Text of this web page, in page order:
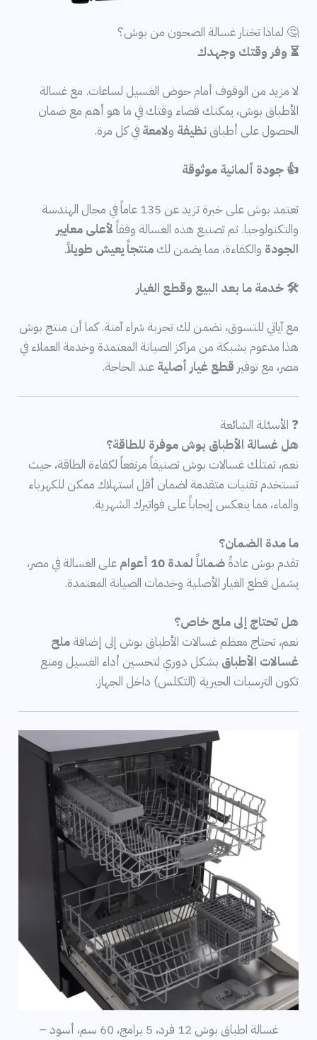
🤔 لماذا تختار غسالة الصحون من بوش؟
⏳ وفر وقتك وجهدك
لا مزيد من الوقوف أمام حوض الغسيل لساعات. مع غسالة
الأطباق بوش، يمكنك قضاء وقتك في ما هو أهم مع ضمان
الحصول على أطباقنظيفة ولامعة في كل مرة.
👍 جودة ألمانية موثوقة
تعتمد بوش على خبرة تزيد عن 135 عاماً في مجال الهندسة
والتكنولوجيا. تم تصنيع هذه الغسالة وفقاً لأعلى معايير
الجودة والكفاءة، مما يضمن لكمنتجاً يعيش طويلاً.
🛠️ خدمة ما بعد البيع وقطع الغيار
مع آياتي للتسوق، نضمن لك تجربة شراء آمنة. كما أن منتج بوش
هذا مدعوم بشبكة من مراكز الصيانة المعتمدة وخدمة العملاء في
مصر، مع توفير قطع غيار أصلية عند الحاجة.
❓ الأسئلة الشائعة
هل غسالة الأطباق بوش موفرة للطاقة؟
نعم، تمتلك غسالات بوش تصنيفاً مرتفعاً لكفاءة الطاقة، حيث
تستخدم تقنيات متقدمة لضمان أقل استهلاك ممكن للكهرباء
والماء، مما ينعكس إيجاباً على فواتيرك الشهرية.
ما مدة الضمان؟
تقدم بوش عادةًضماناً لمدة 10 أعوام
على الغسالة في مصر،
يشمل قطع الغيار الأصلية وخدمات الصيانة المعتمدة.
هل تحتاج إلى ملح خاص؟
نعم، تحتاج معظم غسالات الأطباق بوش إلى إضافةملح
غسالات الأطباق بشكل دوري لتحسين أداء الغسيل ومنع
تكون الترسبات الجيرية (التكلس) داخل الجهاز.
غسالة اطباق بوش 12 فرد، 5 برامج، 60 سم، أسود –